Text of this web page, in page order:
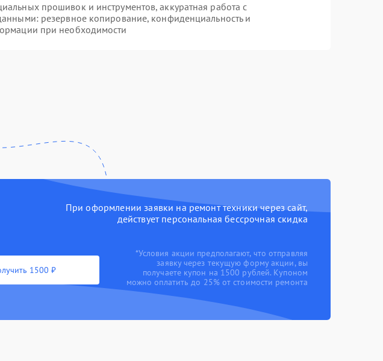
прошивок и инструментов, аккуратная работа с
резервное копирование, конфиденциальность и
при необходимости
При оформлении заявки на ремонт техники через сайт,
действует персональная бессрочная скидка
1500 ₽
*Условия акции предполагают, что отправляя
заявку через текущую форму акции, вы
получаете купон на 1500 рублей. Купоном
можно оплатить до 25% от стоимости ремонта